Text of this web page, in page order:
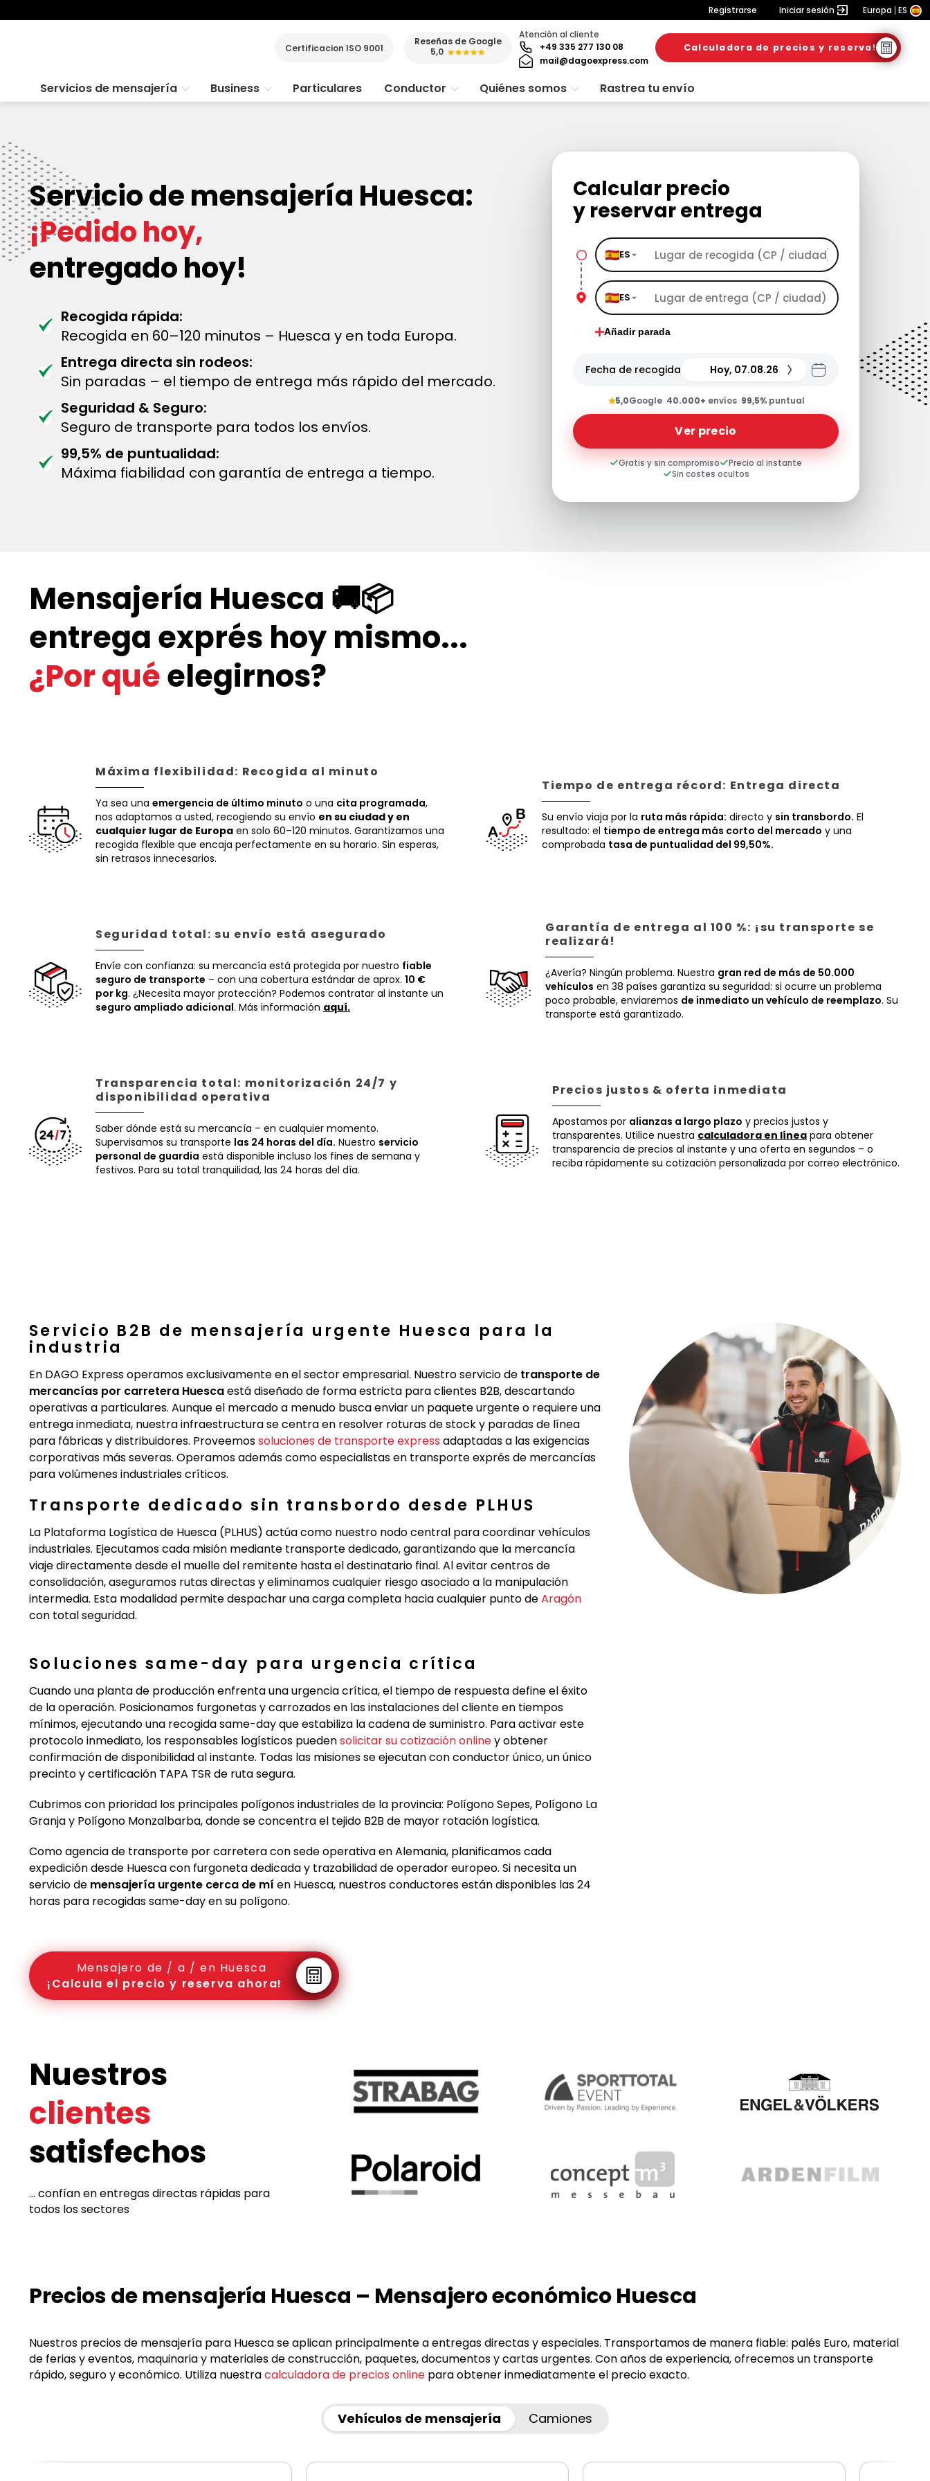
Registrarse Iniciar sesión Europa ES
Certificacion ISO 9001
Reseñas de Google
5,0 ★★★★★
Atención al cliente
+49 335 277 130 08
mail@dagoexpress.com
Calculadora de precios y reserva!
Servicios de mensajería Business Particulares Conductor Quiénes somos Rastrea tu envío
Servicio de mensajería Huesca:
¡Pedido hoy,
entregado hoy!
Recogida rápida:
Recogida en 60–120 minutos – Huesca y en toda Europa.
Entrega directa sin rodeos:
Sin paradas – el tiempo de entrega más rápido del mercado.
Seguridad & Seguro:
Seguro de transporte para todos los envíos.
99,5% de puntualidad:
Máxima fiabilidad con garantía de entrega a tiempo.
Calcular precio
y reservar entrega
ES
ES
Añadir parada
Fecha de recogida Hoy, 07.08.26
★5,0Google· 40.000+ envíos· 99,5%puntual
Ver precio
Gratis y sin compromiso
Precio al instante
Sin costes ocultos
Mensajería Huesca 🚚📦
entrega exprés hoy mismo...
¿Por quéelegirnos?
Máxima flexibilidad: Recogida al minuto
Ya sea una emergencia de último minuto o una cita programada,
nos adaptamos a usted, recogiendo su envío en su ciudad y en
cualquier lugar de Europa en solo 60–120 minutos. Garantizamos una
recogida flexible que encaja perfectamente en su horario. Sin esperas,
sin retrasos innecesarios.
Tiempo de entrega récord: Entrega directa
Su envío viaja por la ruta más rápida: directo y sin transbordo. El
resultado: el tiempo de entrega más corto del mercado y una
comprobada tasa de puntualidad del 99,50%.
Seguridad total: su envío está asegurado
Envíe con confianza: su mercancía está protegida por nuestro fiable
seguro de transporte – con una cobertura estándar de aprox. 10 €
por kg. ¿Necesita mayor protección? Podemos contratar al instante un
seguro ampliado adicional. Más información aquí.
Garantía de entrega al 100 %: ¡su transporte se
realizará!
¿Avería? Ningún problema. Nuestra gran red de más de 50.000
vehículos en 38 países garantiza su seguridad: si ocurre un problema
poco probable, enviaremos de inmediato un vehículo de reemplazo. Su
transporte está garantizado.
Transparencia total: monitorización 24/7 y
disponibilidad operativa
Saber dónde está su mercancía – en cualquier momento.
Supervisamos su transporte las 24 horas del día. Nuestro servicio
personal de guardia está disponible incluso los fines de semana y
festivos. Para su total tranquilidad, las 24 horas del día.
Precios justos & oferta inmediata
Apostamos por alianzas a largo plazo y precios justos y
transparentes. Utilice nuestra calculadora en línea para obtener
transparencia de precios al instante y una oferta en segundos – o
reciba rápidamente su cotización personalizada por correo electrónico.
Servicio B2B de mensajería urgente Huesca para la
industria
En DAGO Express operamos exclusivamente en el sector empresarial. Nuestro servicio de transporte de
mercancías por carretera Huescaestá diseñado de forma estricta para clientes B2B, descartando
operativas a particulares. Aunque el mercado a menudo busca enviar un paquete urgente o requiere una
entrega inmediata, nuestra infraestructura se centra en resolver roturas de stock y paradas de línea
para fábricas y distribuidores. Proveemossoluciones de transporte express adaptadas a las exigencias
corporativas más severas. Operamos además como especialistas en transporte exprés de mercancías
para volúmenes industriales críticos.
Transporte dedicado sin transbordo desde PLHUS
La Plataforma Logística de Huesca (PLHUS) actúa como nuestro nodo central para coordinar vehículos
industriales. Ejecutamos cada misión mediante transporte dedicado, garantizando que la mercancía
viaje directamente desde el muelle del remitente hasta el destinatario final. Al evitar centros de
consolidación, aseguramos rutas directas y eliminamos cualquier riesgo asociado a la manipulación
intermedia. Esta modalidad permite despachar una carga completa hacia cualquier punto deAragón
con total seguridad.
Soluciones same-day para urgencia crítica
Cuando una planta de producción enfrenta una urgencia crítica, el tiempo de respuesta define el éxito
de la operación. Posicionamos furgonetas y carrozados en las instalaciones del cliente en tiempos
mínimos, ejecutando una recogida same-day que estabiliza la cadena de suministro. Para activar este
protocolo inmediato, los responsables logísticos puedensolicitar su cotización onliney obtener
confirmación de disponibilidad al instante. Todas las misiones se ejecutan con conductor único, un único
precinto y certificación TAPA TSR de ruta segura.
Cubrimos con prioridad los principales polígonos industriales de la provincia: Polígono Sepes, Polígono La
Granja y Polígono Monzalbarba, donde se concentra el tejido B2B de mayor rotación logística.
Como agencia de transporte por carretera con sede operativa en Alemania, planificamos cada
expedición desde Huesca con furgoneta dedicada y trazabilidad de operador europeo. Si necesita un
servicio de mensajería urgente cerca de mí en Huesca, nuestros conductores están disponibles las 24
horas para recogidas same-day en su polígono.
Mensajero de / a / en Huesca
¡Calcula el precio y reserva ahora!
Nuestros
clientes
satisfechos
... confían en entregas directas rápidas para
todos los sectores
Precios de mensajería Huesca – Mensajero económico Huesca
Nuestros precios de mensajería para Huesca se aplican principalmente a entregas directas y especiales. Transportamos de manera fiable: palés Euro, material
de ferias y eventos, maquinaria y materiales de construcción, paquetes, documentos y cartas urgentes. Con años de experiencia, ofrecemos un transporte
rápido, seguro y económico. Utiliza nuestracalculadora de precios online para obtener inmediatamente el precio exacto.
Vehículos de mensajería Camiones